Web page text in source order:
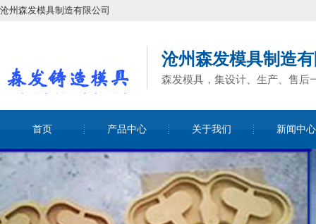
沧州森发模具制造有限公司
沧州森发模具制造
森发模具，集设计、生产、售后
首页 产品中心 关于我们 新闻中心